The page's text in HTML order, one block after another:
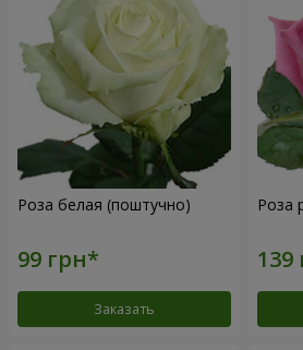
Роза белая (поштучно)
Заказать
Роза